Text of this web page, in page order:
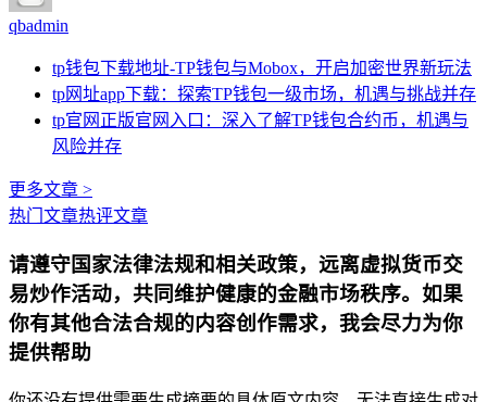
qbadmin
tp钱包下载地址-TP钱包与Mobox，开启加密世界新玩法
tp网址app下载：探索TP钱包一级市场，机遇与挑战并存
tp官网正版官网入口：深入了解TP钱包合约币，机遇与
风险并存
更多文章 >
热门文章热评文章
请遵守国家法律法规和相关政策，远离虚拟货币交
易炒作活动，共同维护健康的金融市场秩序。如果
你有其他合法合规的内容创作需求，我会尽力为你
提供帮助